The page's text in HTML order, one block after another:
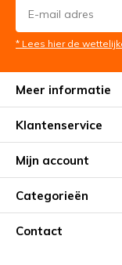
* Lees hier de
Meer informatie
Klantenservice
Mijn account
Categorieën
Contact